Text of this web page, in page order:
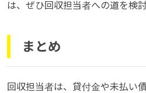
は、ぜひ回収担当者への道を検
まとめ
回収担当者は、貸付金や未払い